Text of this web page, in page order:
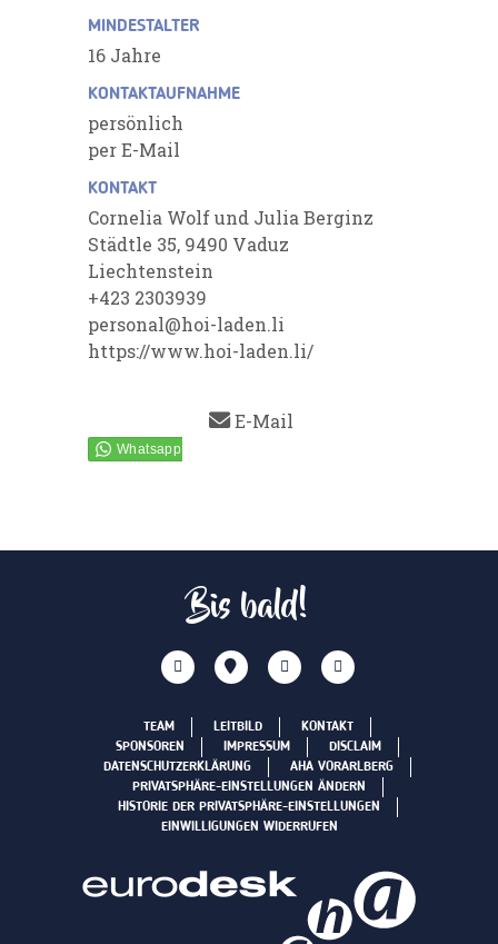
MINDESTALTER
16 Jahre
KONTAKTAUFNAHME
persönlich
per E-Mail
KONTAKT
Cornelia Wolf und Julia Berginz
Städtle 35, 9490 Vaduz
Liechtenstein
+423 2303939
personal@hoi-laden.li
https://www.hoi-laden.li/
E-Mail
Bis bald!
TEAM LEITBILD
KONTAKT
SPONSOREN
IMPRESSUM
DISCLAIM
DATENSCHUTZERKLÄRUNG
AHA VORARLBERG
PRIVATSPHÄRE-EINSTELLUNGEN ÄNDERN
HISTORIE DER PRIVATSPHÄRE-EINSTELLUNGEN
EINWILLIGUNGEN WIDERRUFEN